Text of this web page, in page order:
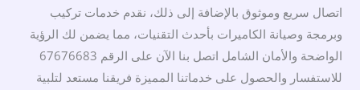
اتصال سريع وموثوق بالإضافة إلى ذلك، نقدم خدمات تركيب
وبرمجة وصيانة الكاميرات بأحدث التقنيات، مما يضمن لك الرؤية
الواضحة والأمان الشامل اتصل بنا الآن على الرقم 67676683
للاستفسار والحصول على خدماتنا المميزة فريقنا مستعد لتلبية